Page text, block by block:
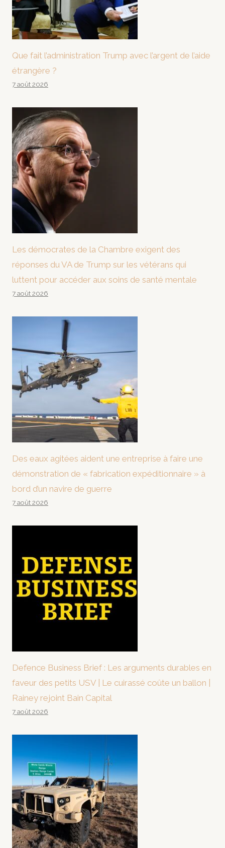
Que fait l’administration Trump avec l’argent de l’aide
étrangère ?
7 août 2026
Les démocrates de la Chambre exigent des
réponses du VA de Trump sur les vétérans qui
luttent pour accéder aux soins de santé mentale
7 août 2026
Des eaux agitées aident une entreprise à faire une
démonstration de « fabrication expéditionnaire » à
bord d’un navire de guerre
7 août 2026
Defence Business Brief : Les arguments durables en
faveur des petits USV | Le cuirassé coûte un ballon |
Rainey rejoint Bain Capital
7 août 2026